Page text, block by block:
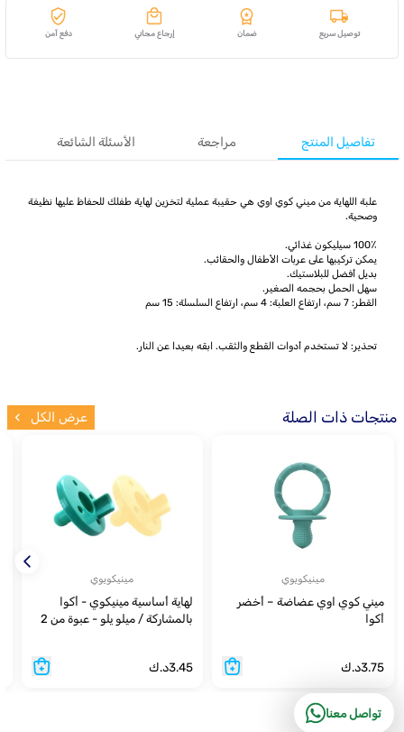
توصيل سريع ضمان إرجاع مجاني دفع آمن
تفاصيل المنتج مراجعة الأسئلة الشائعة
علبة اللهاية من ميني كوي اوي هي حقيبة عملية لتخزين لهاية طفلك للحفاظ عليها نظيفة
وصحية.
100٪ سيليكون غذائي.
يمكن تركيبها على عربات الأطفال والحقائب.
بديل أفضل للبلاستيك.
سهل الحمل بحجمه الصغير.
القطر: 7 سم، ارتفاع العلبة: 4 سم، ارتفاع السلسلة: 15 سم
تحذير: لا تستخدم أدوات القطع والثقب. ابقه بعيدا عن النار.
منتجات ذات الصلة عرض الكل
مينيكويوي
ميني كوي اوي عضاضة – أخضر
أكوا
3.75د.ك
مينيكويوي
لهاية أساسية مينيكوي - أكوا
بالمشاركة / ميلو يلو - عبوة من 2
3.45د.ك
تواصل معنا